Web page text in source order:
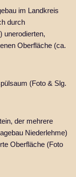
im Landkreis
durch
unerodierten,
Oberfläche (ca.
(Foto & Slg.
der mehrere
Niederlehme)
Oberfläche (Foto